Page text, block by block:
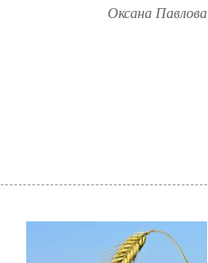
Оксана Павлова